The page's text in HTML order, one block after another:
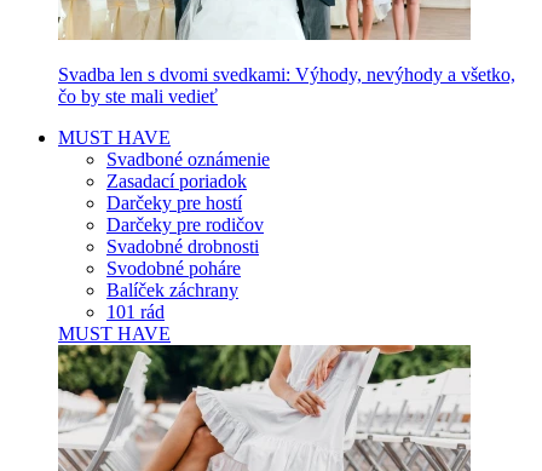
Svadba len s dvomi svedkami: Výhody, nevýhody a všetko,
čo by ste mali vedieť
MUST HAVE
Svadboné oznámenie
Zasadací poriadok
Darčeky pre hostí
Darčeky pre rodičov
Svadobné drobnosti
Svodobné poháre
Balíček záchrany
101 rád
MUST HAVE